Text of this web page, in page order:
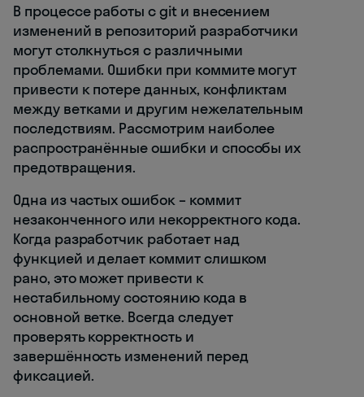
В процессе работы с git и внесением
изменений в репозиторий разработчики
могут столкнуться с различными
проблемами. Ошибки при коммите могут
привести к потере данных, конфликтам
между ветками и другим нежелательным
последствиям. Рассмотрим наиболее
распространённые ошибки и способы их
предотвращения.
Одна из частых ошибок – коммит
незаконченного или некорректного кода.
Когда разработчик работает над
функцией и делает коммит слишком
рано, это может привести к
нестабильному состоянию кода в
основной ветке. Всегда следует
проверять корректность и
завершённость изменений перед
фиксацией.